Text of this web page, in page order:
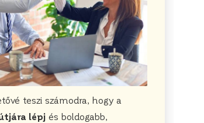
teszi számodra, hogy a
lépjés boldogabb,